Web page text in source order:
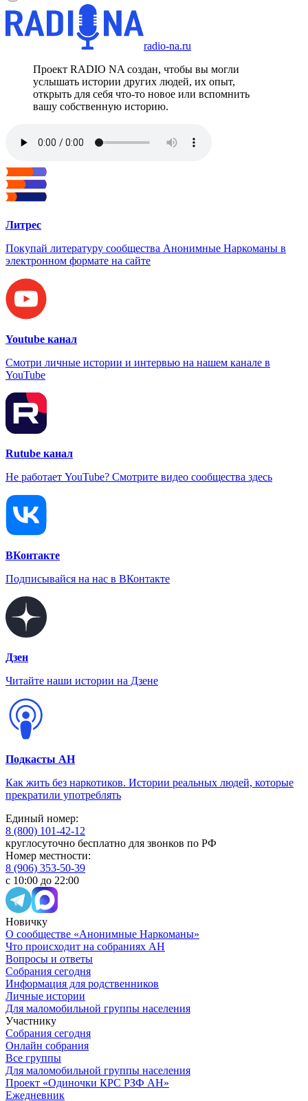
radio-na.ru
Проект RADIO NA создан, чтобы вы могли
услышать истории других людей, их опыт,
открыть для себя что-то новое или вспомнить
вашу собственную историю.
Литрес
Покупай литературу сообщества Анонимные Наркоманы в
электронном формате на сайте
Youtube канал
Смотри личные истории и интервью на нашем канале в
YouTube
Rutube канал
Не работает YouTube? Смотрите видео сообщества здесь
ВКонтакте
Подписывайся на нас в ВКонтакте
Дзен
Читайте наши истории на Дзене
Подкасты АН
Как жить без наркотиков. Истории реальных людей, которые
прекратили употреблять
Единый номер:
8 (800) 101-42-12
круглосуточно бесплатно для звонков по РФ
Номер местности:
8 (906) 353-50-39
с 10:00 до 22:00
Новичку
О сообществе «Анонимные Наркоманы»
Что происходит на собраниях АН
Вопросы и ответы
Собрания сегодня
Информация для родственников
Личные истории
Для маломобильной группы населения
Участнику
Собрания сегодня
Онлайн собрания
Все группы
Для маломобильной группы населения
Проект «Одиночки КРС РЗФ АН»
Ежедневник